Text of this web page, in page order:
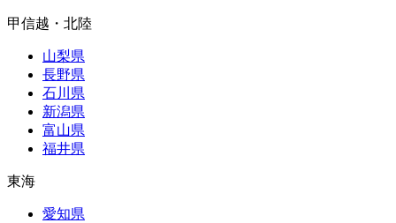
甲信越・北陸
山梨県
長野県
石川県
新潟県
富山県
福井県
東海
愛知県